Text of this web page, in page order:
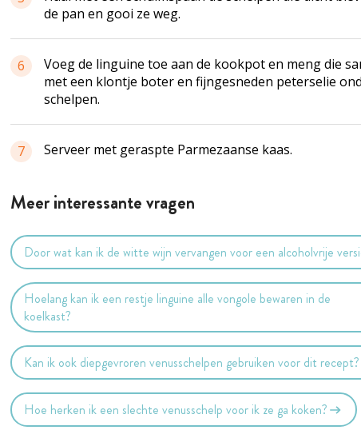
de pan en gooi ze weg.
6
Voeg de linguine toe aan de kookpot en meng die
met een klontje boter en fijngesneden peterselie
schelpen.
7 Serveer met geraspte Parmezaanse kaas.
Meer interessante vragen
Door wat kan ik de witte wijn vervangen voor een alcoholvrije
Hoelang kan ik een restje linguine alle vongole bewaren in de
koelkast?
Kan ik ook diepgevroren venusschelpen gebruiken voor dit recept?
Hoe herken ik een slechte venusschelp voor ik ze ga koken?